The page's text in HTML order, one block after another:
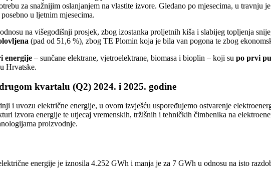
za snažnijim oslanjanjem na vlastite izvore. Gledano po mjesecima, u travnju
u ljetnim mjesecima.
na višegodišnji prosjek, zbog izostanka proljetnih kiša i slabijeg topljenja
(pad od 51,6 %), zbog TE Plomin koja je bila van pogona te zbog
energije– sunčane elektrane, vjetroelektrane, biomasa i bioplin – koji su po prvi
Hrvatske.
kvartalu (Q2) 2024. i 2025. godine
i uvozu električne energije, u ovom izvješću uspoređujemo ostvarenje
izvora energije te utjecaj vremenskih, tržišnih i tehničkih čimbenika na
proizvodnje.
energije je iznosila 4.252 GWh i manja je za 7 GWh u odnosu na isto